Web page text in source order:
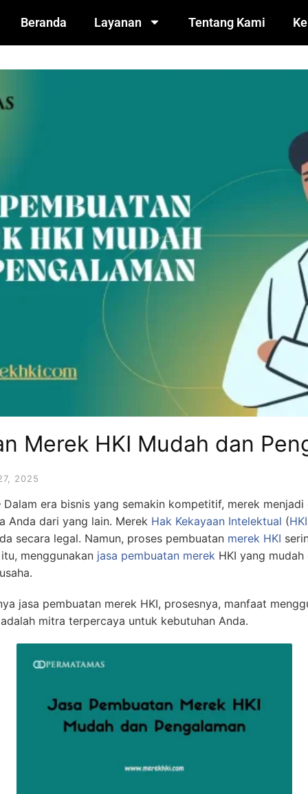
Beranda Layanan Tentang Kami
Merek HKI Mudah dan
2025
Dalam era bisnis yang semakin kompetitif, merek
Anda dari yang lain. Merek Hak Kekayaan Intelektual (HKI
secara legal. Namun, proses pembuatan merek HKI
menggunakan jasa pembuatan merek HKI yang
jasa pembuatan merek HKI, prosesnya, manfaat
mitra terpercaya untuk kebutuhan Anda.